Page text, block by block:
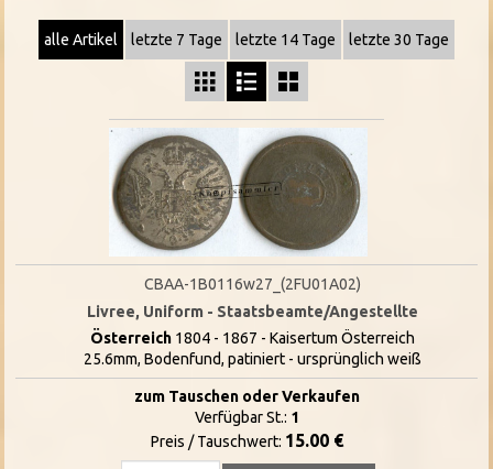
alle Artikel letzte 7 Tage letzte 14 Tage letzte 30 Tage
  
CBAA-1B0116w27_(2FU01A02)
Livree, Uniform - Staatsbeamte/Angestellte
Österreich1804 - 1867 - Kaisertum Österreich
25.6mm, Bodenfund, patiniert - ursprünglich weiß
zum Tauschen oder Verkaufen
Verfügbar St.: 1
Preis / Tauschwert: 15.00 €